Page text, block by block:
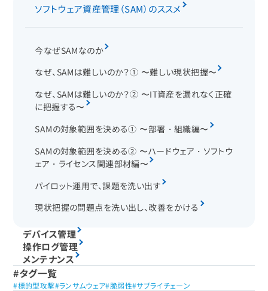
ソフトウェア資産管理（SAM）のススメ
今なぜSAMなのか
なぜ、SAMは難しいのか？① 〜難しい現状把握〜
なぜ、SAMは難しいのか？② 〜IT資産を漏れなく正確
に把握する〜
SAMの対象範囲を決める① 〜部署・組織編〜
SAMの対象範囲を決める② 〜ハードウェア・ソフトウ
ェア・ライセンス関連部材編〜
パイロット運用で、課題を洗い出す
現状把握の問題点を洗い出し、改善をかける
デバイス管理
操作ログ管理
メンテナンス
タグ一覧
標的型攻撃 ランサムウェア 脆弱性 サプライチェーン